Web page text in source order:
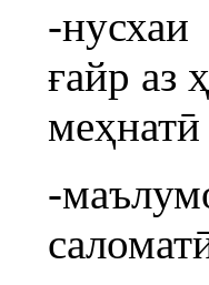
-
ғайр аз
-